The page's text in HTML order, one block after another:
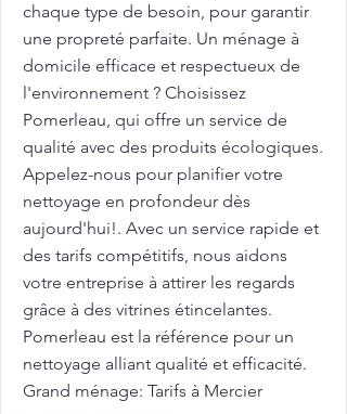
chaque type de besoin, pour garantir
une propreté parfaite. Un ménage à
domicile efficace et respectueux de
l'environnement ? Choisissez
Pomerleau, qui offre un service de
qualité avec des produits écologiques.
Appelez-nous pour planifier votre
nettoyage en profondeur dès
aujourd'hui!. Avec un service rapide et
des tarifs compétitifs, nous aidons
votre entreprise à attirer les regards
grâce à des vitrines étincelantes.
Pomerleau est la référence pour un
nettoyage alliant qualité et efficacité.
Grand ménage: Tarifs à Mercier